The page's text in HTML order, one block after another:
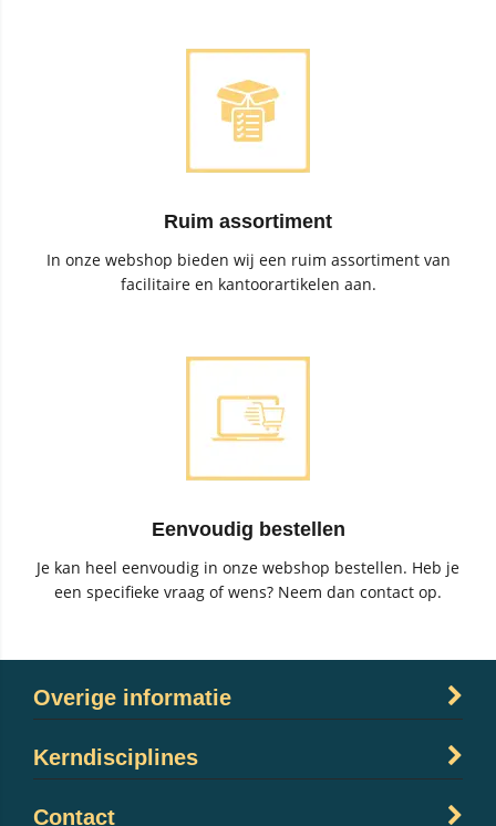
Ruim assortiment
In onze webshop bieden wij een ruim assortiment van
facilitaire en kantoorartikelen aan.
Eenvoudig bestellen
Je kan heel eenvoudig in onze webshop bestellen. Heb je
een specifieke vraag of wens? Neem dan contact op.
Overige informatie
Kerndisciplines
Contact